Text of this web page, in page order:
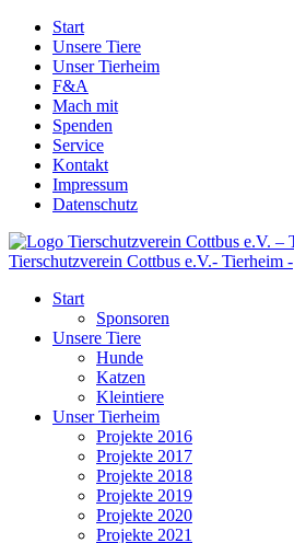
Start
Unsere Tiere
Unser Tierheim
F&A
Mach mit
Spenden
Service
Kontakt
Impressum
Datenschutz
Tierschutzverein Cottbus e.V.- Tierheim -
Start
Sponsoren
Unsere Tiere
Hunde
Katzen
Kleintiere
Unser Tierheim
Projekte 2016
Projekte 2017
Projekte 2018
Projekte 2019
Projekte 2020
Projekte 2021